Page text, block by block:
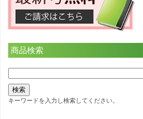
商品検索
キーワードを入力し検索してください。